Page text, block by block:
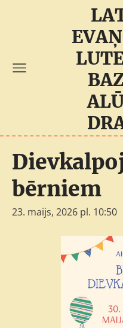
bērniem
23. maijs, 2026 pl. 10:50